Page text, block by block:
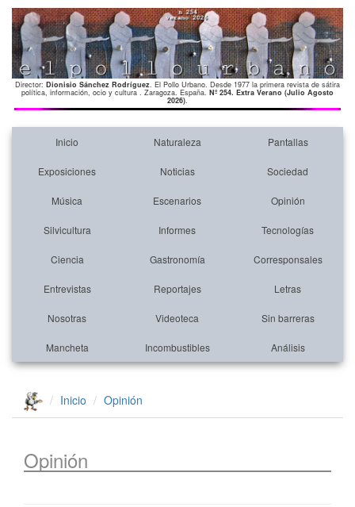
Director: Dionisio Sánchez Rodríguez. El Pollo Urbano. Desde 1977 la primera revista de sátira
política, información, ocio y cultura . Zaragoza. España. Nº 254. Extra Verano (Julio Agosto
2026).
Inicio Naturaleza Pantallas
Exposiciones Noticias Sociedad
Música Escenarios Opinión
Silvicultura Informes Tecnologías
Ciencia Gastronomía Corresponsales
Entrevistas Reportajes Letras
Nosotras Videoteca Sin barreras
Mancheta Incombustibles Análisis
Inicio Opinión
Opinión